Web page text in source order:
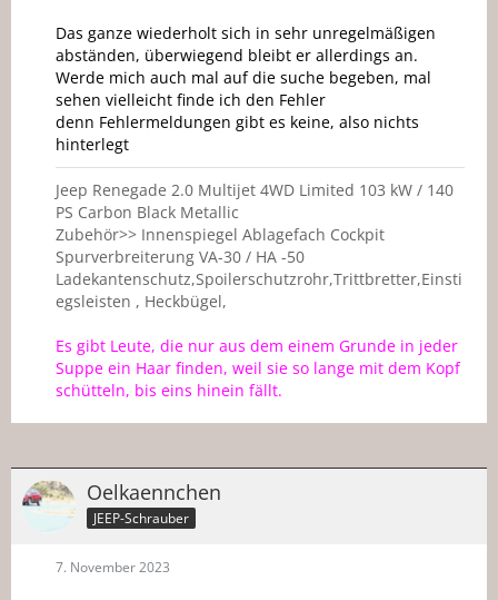
Das ganze wiederholt sich in sehr unregelmäßigen
abständen, überwiegend bleibt er allerdings an.
Werde mich auch mal auf die suche begeben, mal
sehen vielleicht finde ich den Fehler
denn Fehlermeldungen gibt es keine, also nichts
hinterlegt
Jeep Renegade 2.0 Multijet 4WD Limited 103 kW / 140
PS Carbon Black Metallic
Zubehör>> Innenspiegel Ablagefach Cockpit
Spurverbreiterung VA-30 / HA -50
Ladekantenschutz,Spoilerschutzrohr,Trittbretter,Einsti
egsleisten , Heckbügel,
Es gibt Leute, die nur aus dem einem Grunde in jeder
Suppe ein Haar finden, weil sie so lange mit dem Kopf
schütteln, bis eins hinein fällt.
Oelkaennchen
JEEP-Schrauber
7. November 2023